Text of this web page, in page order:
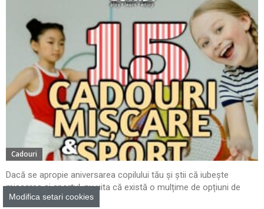
Cadouri
Dacă se apropie aniversarea copilului tău și știi că iubește
mișcarea și sportul, nu uita că există o mulțime de opțiuni de
cadouri care...
Modifica setari cookies